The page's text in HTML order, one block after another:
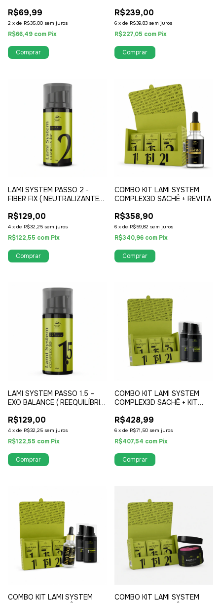
R$69,99
2 x de R$35,00 sem juros
R$66,49 com Pix
R$239,00
6 x de R$39,83 sem juros
R$227,05 com Pix
LAMI SYSTEM PASSO 2 -
FIBER FIX ( NEUTRALIZANTE
R$129,00
4 x de R$32,25 sem juros
R$122,55 com Pix
COMBO KIT LAMI SYSTEM
COMPLEX3D SACHÊ + REVITA
R$358,90
6 x de R$59,82 sem juros
R$340,96 com Pix
LAMI SYSTEM PASSO 1.5 –
EXO BALANCE ( REEQUILÍBRIO
R$129,00
4 x de R$32,25 sem juros
R$122,55 com Pix
COMBO KIT LAMI SYSTEM
COMPLEX3D SACHÊ + KIT
R$428,99
6 x de R$71,50 sem juros
R$407,54 com Pix
COMBO KIT LAMI SYSTEM
COMBO KIT LAMI SYSTEM